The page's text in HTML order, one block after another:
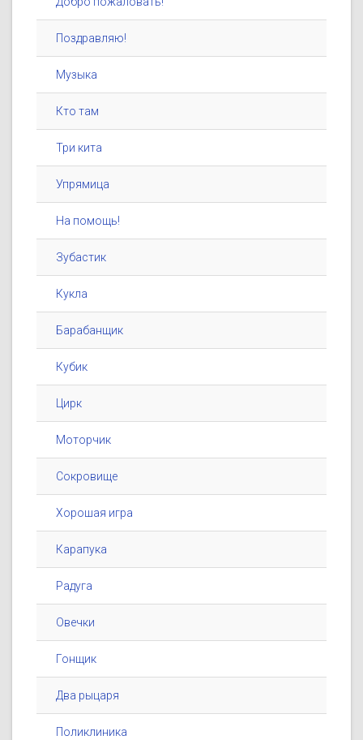
Поздравляю!
Музыка
Кто там
Три кита
Упрямица
На помощь!
Зубастик
Кукла
Барабанщик
Кубик
Цирк
Моторчик
Сокровище
Хорошая игра
Карапука
Радуга
Овечки
Гонщик
Два рыцаря
Поликлиника